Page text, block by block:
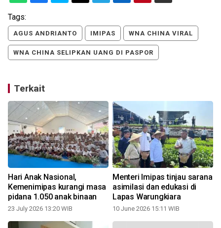
Tags:
AGUS ANDRIANTO IMIPAS WNA CHINA VIRAL
WNA CHINA SELIPKAN UANG DI PASPOR
Terkait
Hari Anak Nasional,
Kemenimipas kurangi masa
pidana 1.050 anak binaan
23 July 2026 13:20 WIB
Menteri Imipas tinjau sarana
asimilasi dan edukasi di
Lapas Warungkiara
10 June 2026 15:11 WIB